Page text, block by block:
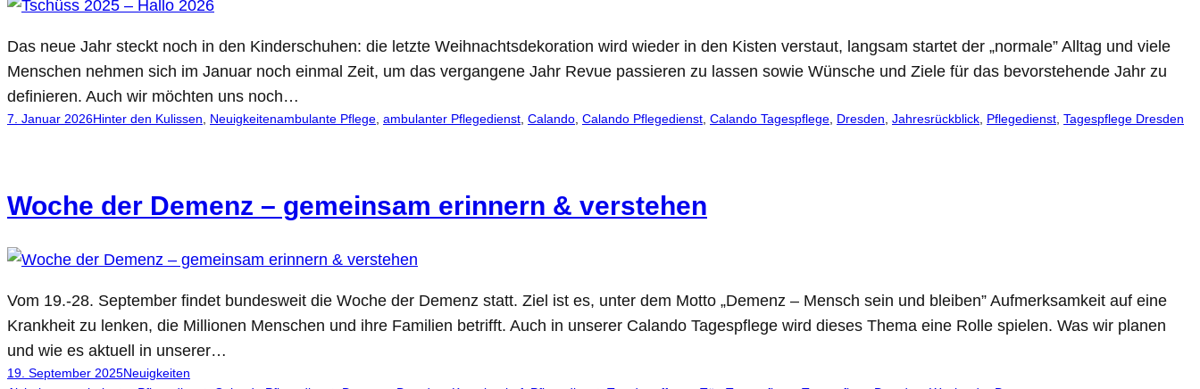
Das neue Jahr steckt noch in den Kinderschuhen: die letzte Weihnachtsdekoration wird wieder in den Kisten verstaut, langsam startet der „normale” Alltag und viele
Menschen nehmen sich im Januar noch einmal Zeit, um das vergangene Jahr Revue passieren zu lassen sowie Wünsche und Ziele für das bevorstehende Jahr zu
definieren. Auch wir möchten uns noch…
7. Januar 2026Hinter den Kulissen Neuigkeitenambulante Pflege ambulanter Pflegedienst Calando Calando Pflegedienst Calando Tagespflege Dresden Jahresrückblick Pflegedienst Tagespflege Dresden
Woche der Demenz – gemeinsam erinnern & verstehen
Vom 19.-28. September findet bundesweit die Woche der Demenz statt. Ziel ist es, unter dem Motto „Demenz – Mensch sein und bleiben” Aufmerksamkeit auf eine
Krankheit zu lenken, die Millionen Menschen und ihre Familien betrifft. Auch in unserer Calando Tagespflege wird dieses Thema eine Rolle spielen. Was wir planen
und wie es aktuell in unserer…
19. September 2025Neuigkeiten